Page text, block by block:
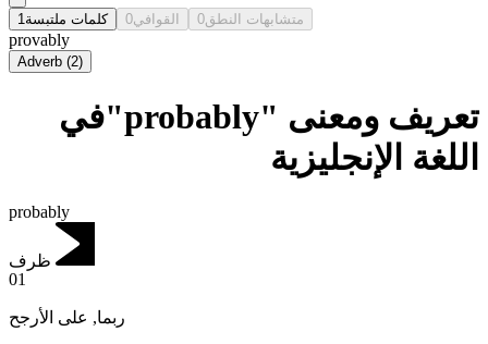
كلمات ملتبسة 1 القوافي0 متشابهات النطق0
provably
Adverb (2)
تعريف ومعنى "probably"في
اللغة الإنجليزية
probably
ظرف
01
ربما, على الأرجح